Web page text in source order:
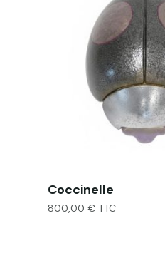
Coccinelle
800,00€ TTC